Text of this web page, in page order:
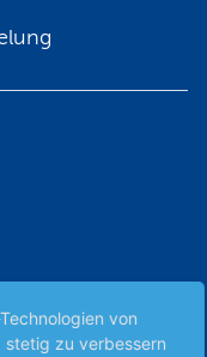
von
stetig zu verbessern